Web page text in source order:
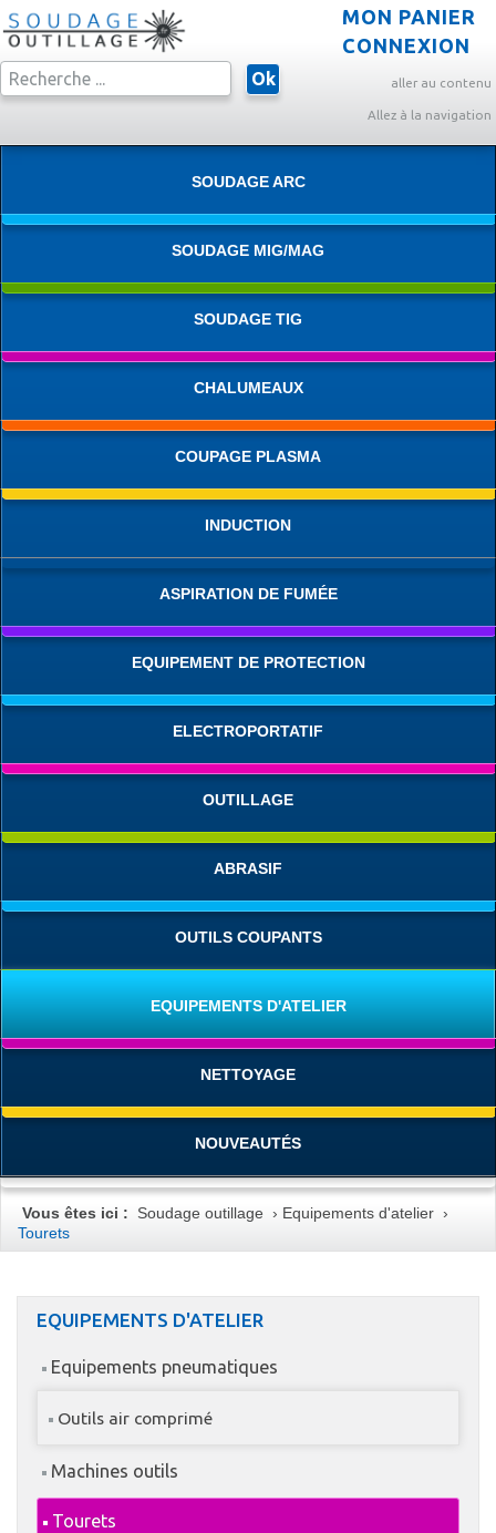
aller au contenu
Allez à la navigation
CONNEXION
MON PANIER
Ok
SOUDAGE ARC
SOUDAGE MIG/MAG
SOUDAGE TIG
CHALUMEAUX
COUPAGE PLASMA
INDUCTION
ASPIRATION DE FUMÉE
EQUIPEMENT DE PROTECTION
ELECTROPORTATIF
OUTILLAGE
ABRASIF
OUTILS COUPANTS
EQUIPEMENTS D'ATELIER
NETTOYAGE
NOUVEAUTÉS
Vous êtes ici : Soudage outillage › Equipements d'atelier ›
Tourets
EQUIPEMENTS D'ATELIER
Equipements pneumatiques
Outils air comprimé
Machines outils
Tourets